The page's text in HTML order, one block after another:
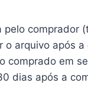
comprador
o arquivo após a
comprado em
dias após a